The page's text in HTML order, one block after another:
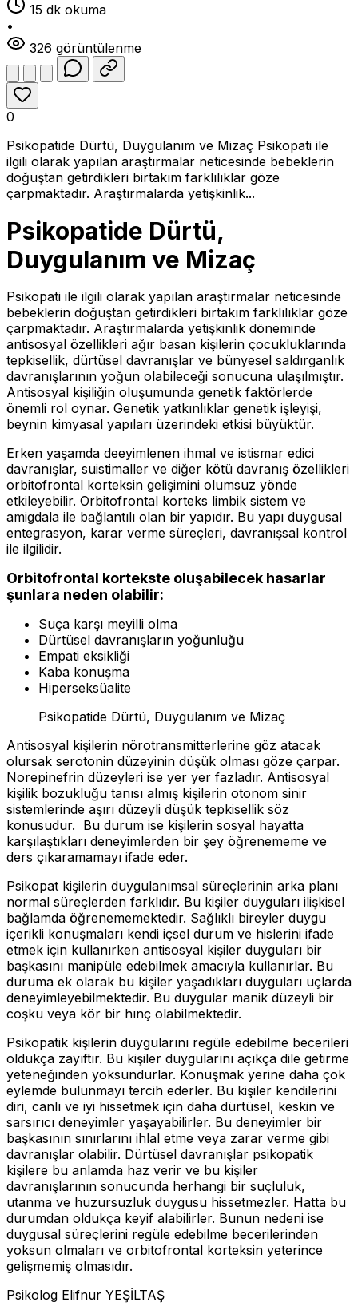
15 dk okuma
•
326 görüntülenme
0
Psikopatide Dürtü, Duygulanım ve Mizaç Psikopati ile
ilgili olarak yapılan araştırmalar neticesinde bebeklerin
doğuştan getirdikleri birtakım farklılıklar göze
çarpmaktadır. Araştırmalarda yetişkinlik...
Psikopatide Dürtü,
Duygulanım ve Mizaç
Psikopati ile ilgili olarak yapılan araştırmalar neticesinde
bebeklerin doğuştan getirdikleri birtakım farklılıklar göze
çarpmaktadır. Araştırmalarda yetişkinlik döneminde
antisosyal özellikleri ağır basan kişilerin çocukluklarında
tepkisellik, dürtüsel davranışlar ve bünyesel saldırganlık
davranışlarının yoğun olabileceği sonucuna ulaşılmıştır.
Antisosyal kişiliğin oluşumunda genetik faktörlerde
önemli rol oynar. Genetik yatkınlıklar genetik işleyişi,
beynin kimyasal yapıları üzerindeki etkisi büyüktür.
Erken yaşamda deeyimlenen ihmal ve istismar edici
davranışlar, suistimaller ve diğer kötü davranış özellikleri
orbitofrontal korteksin gelişimini olumsuz yönde
etkileyebilir. Orbitofrontal korteks limbik sistem ve
amigdala ile bağlantılı olan bir yapıdır. Bu yapı duygusal
entegrasyon, karar verme süreçleri, davranışsal kontrol
ile ilgilidir.
Orbitofrontal kortekste oluşabilecek hasarlar
şunlara neden olabilir:
Suça karşı meyilli olma
Dürtüsel davranışların yoğunluğu
Empati eksikliği
Kaba konuşma
Hiperseksüalite
Psikopatide Dürtü, Duygulanım ve Mizaç
Antisosyal kişilerin nörotransmitterlerine göz atacak
olursak serotonin düzeyinin düşük olması göze çarpar.
Norepinefrin düzeyleri ise yer yer fazladır. Antisosyal
kişilik bozukluğu tanısı almış kişilerin otonom sinir
sistemlerinde aşırı düzeyli düşük tepkisellik söz
konusudur. Bu durum ise kişilerin sosyal hayatta
karşılaştıkları deneyimlerden bir şey öğrenememe ve
ders çıkaramamayı ifade eder.
Psikopat kişilerin duygulanımsal süreçlerinin arka planı
normal süreçlerden farklıdır. Bu kişiler duyguları ilişkisel
bağlamda öğrenememektedir. Sağlıklı bireyler duygu
içerikli konuşmaları kendi içsel durum ve hislerini ifade
etmek için kullanırken antisosyal kişiler duyguları bir
başkasını manipüle edebilmek amacıyla kullanırlar. Bu
duruma ek olarak bu kişiler yaşadıkları duyguları uçlarda
deneyimleyebilmektedir. Bu duygular manik düzeyli bir
coşku veya kör bir hınç olabilmektedir.
Psikopatik kişilerin duygularını regüle edebilme becerileri
oldukça zayıftır. Bu kişiler duygularını açıkça dile getirme
yeteneğinden yoksundurlar. Konuşmak yerine daha çok
eylemde bulunmayı tercih ederler. Bu kişiler kendilerini
diri, canlı ve iyi hissetmek için daha dürtüsel, keskin ve
sarsırıcı deneyimler yaşayabilirler. Bu deneyimler bir
başkasının sınırlarını ihlal etme veya zarar verme gibi
davranışlar olabilir. Dürtüsel davranışlar psikopatik
kişilere bu anlamda haz verir ve bu kişiler
davranışlarının sonucunda herhangi bir suçluluk,
utanma ve huzursuzluk duygusu hissetmezler. Hatta bu
durumdan oldukça keyif alabilirler. Bunun nedeni ise
duygusal süreçlerini regüle edebilme becerilerinden
yoksun olmaları ve orbitofrontal korteksin yeterince
gelişmemiş olmasıdır.
Psikolog Elifnur YEŞİLTAŞ